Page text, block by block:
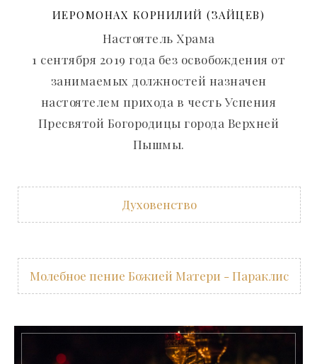
ИЕРОМОНАХ КОРНИЛИЙ (ЗАЙЦЕВ)
Настоятель Храма
1 сентября 2019 года без освобождения от
занимаемых должностей назначен
настоятелем прихода в честь Успения
Пресвятой Богородицы города Верхней
Пышмы.
Духовенство
Молебное пение Божией Матери - Параклис